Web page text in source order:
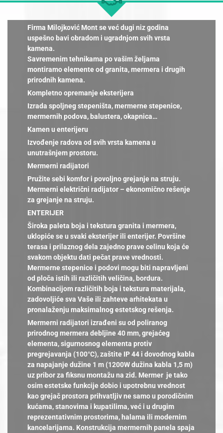
Firma Milojković Mont se već dugi niz godina
uspešno bavi obradom i ugradnjom svih vrsta
kamena.
Savremenim tehnikama po vašim željama
montiramo elemente od granita, mermera i drugih
prirodnih kamena.
Kompletno opremanje eksterijera
Izrada spoljneg stepeništa, mermerne stepenice,
mermernih podova, balustera, okapnica…
Kamen u enterijeru
Izvođenje radova od svih vrsta kamena u
unutrašnjem prostoru.
Mermerni radijatori
Pružite sebi komfor i povoljno grejanje na struju.
Mermerni električni radijator – ekonomično rešenje
za grejanje na struju.
ENTERIJER
Široka paleta boja i tekstura granita i mermera,
uklopiće se u svaki eksterijer ili enterijer. Površine
terasa i prilaznog dela zajedno prave celinu koja će
svakom objektu dati pečat prave vrednosti.
Mermerne stepenice i podovi mogu biti napravljeni
od ploča istih ili različitih veličina, bordura.
Kombinacijom različitih boja i tekstura materijala,
zadovoljiće sva Vaše ili zahteve arhitekata u
pronalaženju maksimalnog estetskog rešenja.
Mermerni radijatori izrađeni su od poliranog
prirodnog mermera debljine 40 mm, grejaćeg
elementa, sigurnosnog elementa protiv
pregrejavanja (100°C), zaštite IP 44 i dovodnog kabla
za napajanje dužine 1 m (1200W dužina kabla 1,5 m)
uz pribor za fiksnu montažu na zid. Mermer je tako
osim estetske funkcije dobio i upotrebnu vrednost
kao grejač prostora prihvatljiv ne samo u porodičnim
kućama, stanovima i kupatilima, već i u drugim
reprezentativnim prostorima, halama ili modernim
kancelarijama. Konstrukcija mermernih panela spaja